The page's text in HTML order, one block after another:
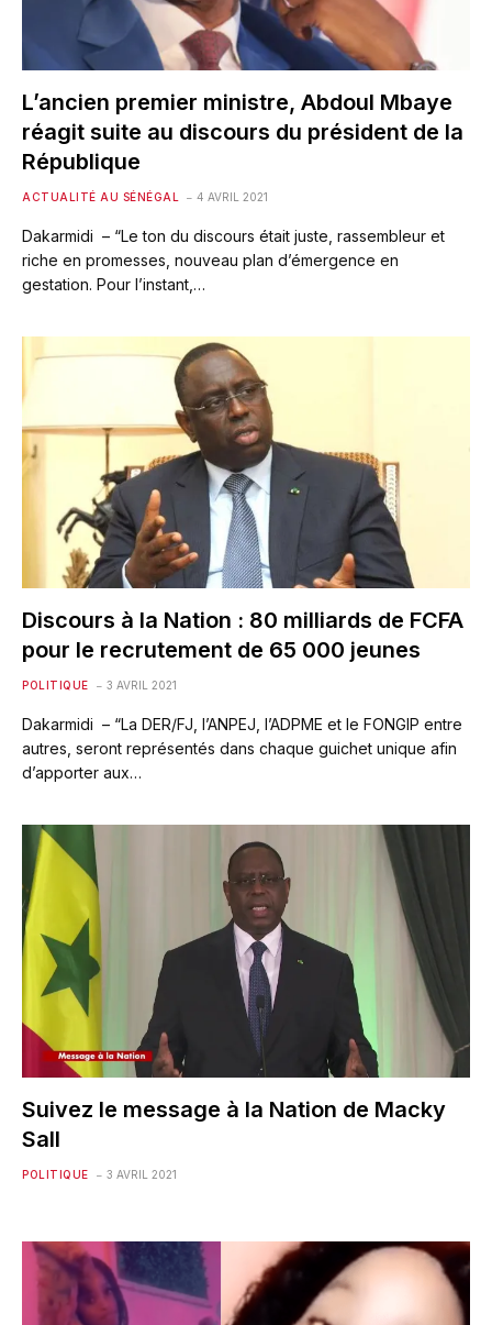
L’ancien premier ministre, Abdoul Mbaye
réagit suite au discours du président de la
République
ACTUALITÉ AU SÉNÉGAL 4 AVRIL 2021
Dakarmidi – “Le ton du discours était juste, rassembleur et
riche en promesses, nouveau plan d’émergence en
gestation. Pour l’instant,…
Discours à la Nation : 80 milliards de FCFA
pour le recrutement de 65 000 jeunes
POLITIQUE 3 AVRIL 2021
Dakarmidi – “La DER/FJ, l’ANPEJ, l’ADPME et le FONGIP entre
autres, seront représentés dans chaque guichet unique afin
d’apporter aux…
Suivez le message à la Nation de Macky
Sall
POLITIQUE 3 AVRIL 2021